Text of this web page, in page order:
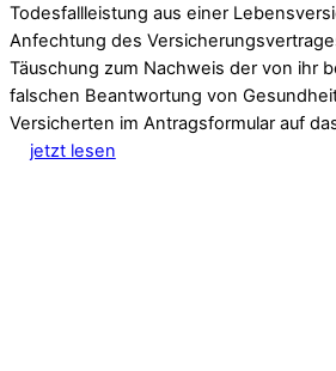
Todesfallleistung aus einer
Anfechtung des
Täuschung zum Nachweis der von ihr
falschen Beantwortung von
Versicherten im Antragsformular auf
jetzt lesen